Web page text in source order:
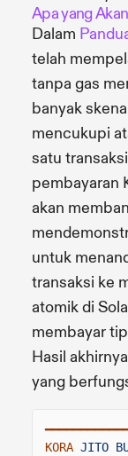
Apa yang
Dalam
telah
tanpa gas
banyak
mencukupi
satu
pembayaran
akan
untuk
transaksi ke
atomik di
membayar
Hasil
yang
KORA JITO